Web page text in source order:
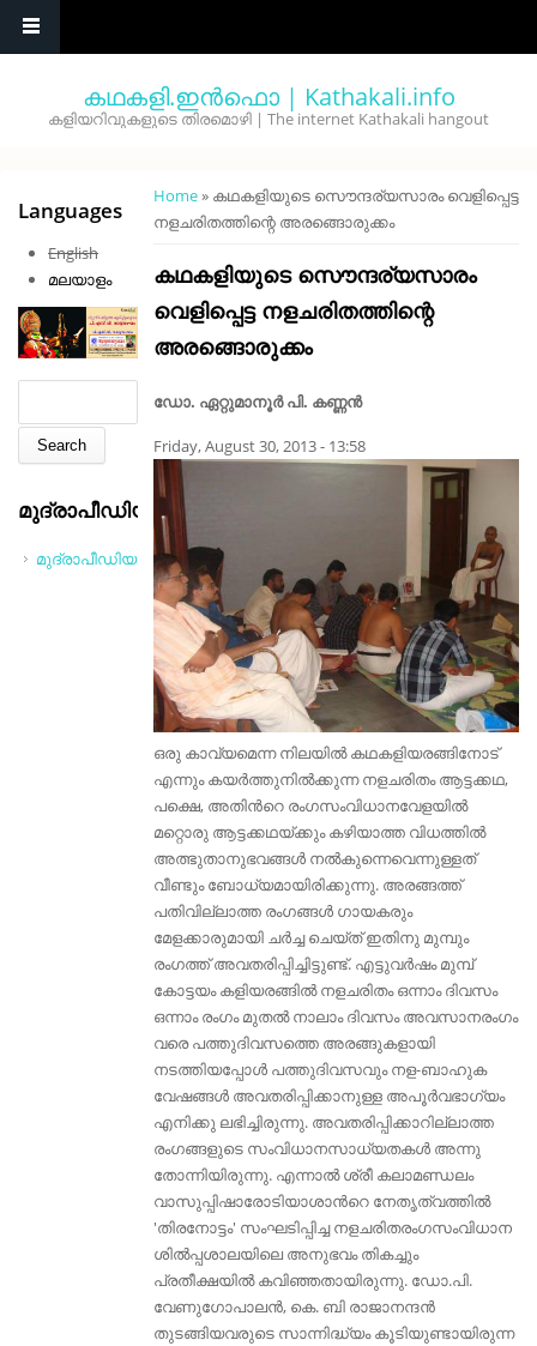
കഥകളി.ഇൻഫൊ | Kathakali.info
കളിയറിവുകളുടെ തിരമൊഴി | The internet Kathakali hangout
You are here
Home» കഥകളിയുടെ സൌന്ദര്യസാരം വെളിപ്പെട്ട
നളചരിതത്തിന്റെ അരങ്ങൊരുക്കം
കഥകളിയുടെ സൌന്ദര്യസാരം
വെളിപ്പെട്ട നളചരിതത്തിന്റെ
അരങ്ങൊരുക്കം
ഡോ. ഏറ്റുമാനൂര്‍ പി. കണ്ണന്‍
Friday, August 30, 2013 - 13:58
ഒരു കാവ്യമെന്ന നിലയില്‍ കഥകളിയരങ്ങിനോട്
എന്നും കയര്‍ത്തുനില്‍ക്കുന്ന നളചരിതം ആട്ടക്കഥ,
പക്ഷെ, അതിന്‍റെ രംഗസംവിധാനവേളയില്‍
മറ്റൊരു ആട്ടക്കഥയ്ക്കും കഴിയാത്ത വിധത്തില്‍
അത്ഭുതാനുഭവങ്ങള്‍ നല്‍കുന്നെവെന്നുള്ളത്
വീണ്ടും ബോധ്യമായിരിക്കുന്നു. അരങ്ങത്ത്
പതിവില്ലാത്ത രംഗങ്ങള്‍ ഗായകരും
മേളക്കാരുമായി ചര്‍ച്ച ചെയ്ത് ഇതിനു മുമ്പും
രംഗത്ത് അവതരിപ്പിച്ചിട്ടുണ്ട്. എട്ടുവര്‍ഷം മുമ്പ്
കോട്ടയം കളിയരങ്ങില്‍ നളചരിതം ഒന്നാം ദിവസം
ഒന്നാം രംഗം മുതല്‍ നാലാം ദിവസം അവസാനരംഗം
വരെ പത്തുദിവസത്തെ അരങ്ങുകളായി
നടത്തിയപ്പോള്‍ പത്തുദിവസവും നള-ബാഹുക
വേഷങ്ങള്‍ അവതരിപ്പിക്കാനുള്ള അപൂര്‍വഭാഗ്യം
എനിക്കു ലഭിച്ചിരുന്നു. അവതരിപ്പിക്കാറില്ലാത്ത
രംഗങ്ങളുടെ സംവിധാനസാധ്യതകള്‍ അന്നു
തോന്നിയിരുന്നു. എന്നാല്‍ ശ്രീ കലാമണ്ഡലം
വാസുപ്പിഷാരോടിയാശാന്‍റെ നേതൃത്വത്തില്‍
'തിരനോട്ടം' സംഘടിപ്പിച്ച നളചരിതരംഗസംവിധാന
ശില്‍പ്പശാലയിലെ അനുഭവം തികച്ചും
പ്രതീക്ഷയില്‍ കവിഞ്ഞതായിരുന്നു. ഡോ.പി.
വേണുഗോപാലന്‍, കെ. ബി രാജാനന്ദന്‍
തുടങ്ങിയവരുടെ സാന്നിദ്ധ്യം കൂടിയുണ്ടായിരുന്ന
Languages
English
മലയാളം
മുദ്രാപീഡിയ
മുദ്രാപീഡിയ